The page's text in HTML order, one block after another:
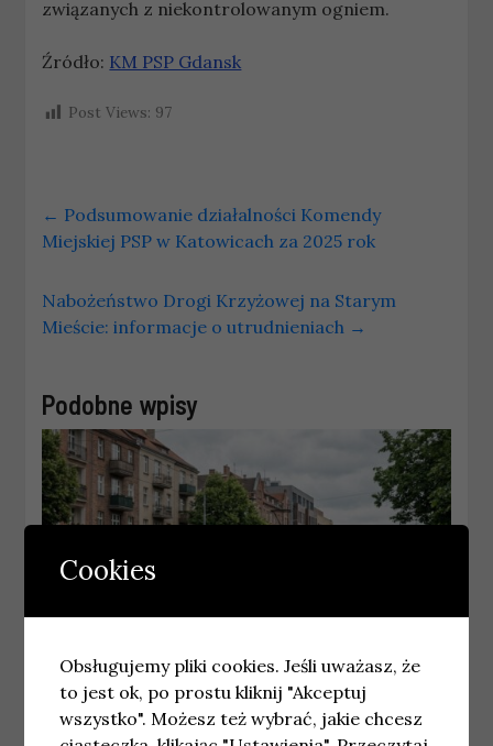
związanych z niekontrolowanym ogniem.
Źródło: KM PSP Gdansk
Post Views: 97
← Podsumowanie działalności Komendy
Miejskiej PSP w Katowicach za 2025 rok
Nabożeństwo Drogi Krzyżowej na Starym
Mieście: informacje o utrudnieniach →
Podobne wpisy
GDAŃSK
Najnowsze wiadomości Gdańsk –
Cookies
Obsługujemy pliki cookies. Jeśli uważasz, że
to jest ok, po prostu kliknij "Akceptuj
wszystko". Możesz też wybrać, jakie chcesz